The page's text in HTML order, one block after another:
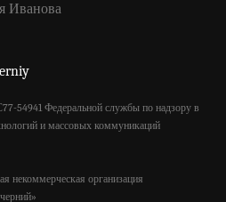
Иванова
54941 Федеральной службы по надзору в
и массовых коммуникаций
некоммерческая организация